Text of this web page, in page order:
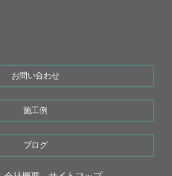
お問い合わせ
施工例
ブログ